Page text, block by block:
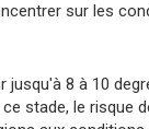
sur les
8 à 10
stade, le risque